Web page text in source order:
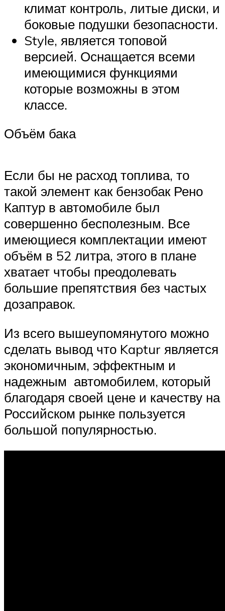
климат контроль, литые диски, и
боковые подушки безопасности.
Style, является топовой
версией. Оснащается всеми
имеющимися функциями
которые возможны в этом
классе.
Объём бака
Если бы не расход топлива, то
такой элемент как бензобак Рено
Каптур в автомобиле был
совершенно бесполезным. Все
имеющиеся комплектации имеют
объём в 52 литра, этого в плане
хватает чтобы преодолевать
большие препятствия без частых
дозаправок.
Из всего вышеупомянутого можно
сделать вывод что Kaptur является
экономичным, эффектным и
надежным автомобилем, который
благодаря своей цене и качеству на
Российском рынке пользуется
большой популярностью.